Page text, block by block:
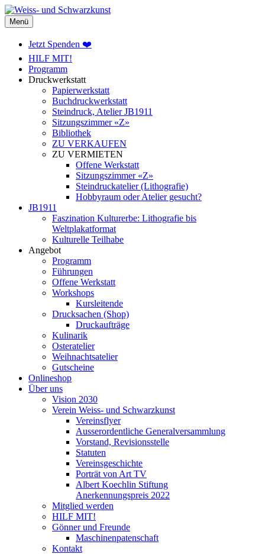
Weiss- und Schwarzkunst
Menü
Jetzt Spenden ❤️
HILF MIT!
Programm
Druckwerkstatt
Papierwerkstatt
Buchdruckwerkstatt
Steindruck, Atelier JB1911
Sitzungszimmer «Z»
Bibliothek
ZU VERKAUFEN
ZU VERMIETEN
Offene Werkstatt
Sitzungszimmer «Z»
Steindruckatelier (Lithografie)
Hobbyraum oder Atelier gesucht?
JB1911
Faszination Kulturerbe: Lithografie bis
Weltplakatformat
Kulturelle Teilhabe
Angebot
Programm
Führungen
Offene Werkstatt
Workshops
Kursleitende
Drucksachen (Shop)
Druckaufträge
Kulinarik
Osteratelier
Weihnachtsatelier
Gutscheine
Onlineshop
Über uns
Vision 2030
Verein Weiss- und Schwarzkunst
Vereinsflyer
Ausserordentliche Generalversammlung
Vorstand, Revisionsstelle
Statuten
Vereinsgeschichte
Porträt von Art TV
Albert Koechlin Stiftung
Anerkennungspreis 2022
Mitglied werden
HILF MIT!
Gönner und Freunde
Maschinenpatenschaft
Kontakt